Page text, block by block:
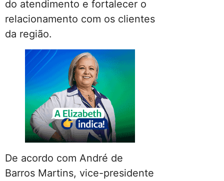
do atendimento e fortalecer o
relacionamento com os clientes
da região.
De acordo com André de
Barros Martins, vice-presidente